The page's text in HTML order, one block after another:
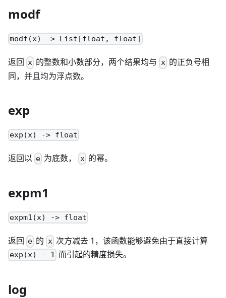
modf
modf(x) -> List[float, float]
返回 x 的整数和小数部分，两个结果均与 x的正负号相
同，并且均为浮点数。
exp
exp(x) -> float
返回以 e 为底数， x的幂。
expm1
expm1(x) -> float
返回 e 的 x次方减去 1，该函数能够避免由于直接计算
exp(x) - 1 而引起的精度损失。
log